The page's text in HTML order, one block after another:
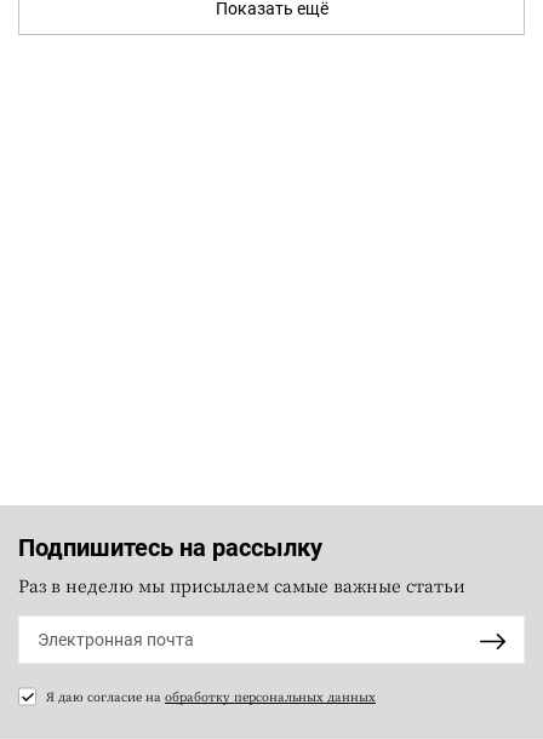
Показать ещё
Подпишитесь на рассылку
Раз в неделю мы присылаем самые важные статьи
Я даю согласие на обработку персональных данных